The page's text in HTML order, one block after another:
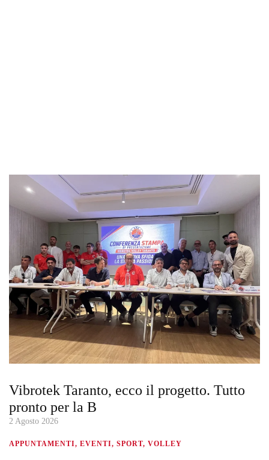
Vibrotek Taranto, ecco il progetto. Tutto
pronto per la B
2 Agosto 2026
APPUNTAMENTI, EVENTI, SPORT, VOLLEY